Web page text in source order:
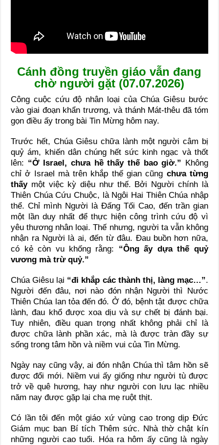
Cánh đồng truyền giáo vẫn đang
chờ người gặt (07.07.2026)
Công cuộc cứu độ nhân loại của Chúa Giêsu bước
vào giai đoạn khẩn trương, và thánh Mát-thêu đã tóm
gọn điều ấy trong bài Tin Mừng hôm nay.
Trước hết, Chúa Giêsu chữa lành một người câm bị
quỷ ám, khiến dân chúng hết sức kinh ngạc và thốt
lên: “Ở Israel, chưa hề thấy thế bao giờ.” Không
chỉ ở Israel mà trên khắp thế gian cũng chưa từng
thấymột việc kỳ diệu như thế. Bởi Người chính là
Thiên Chúa Cứu Chuộc, là Ngôi Hai Thiên Chúa nhập
thể. Chỉ mình Người là Đấng Tối Cao, đến trần gian
một lần duy nhất để thực hiện công trình cứu độ vì
yêu thương nhân loại. Thế nhưng, người ta vẫn không
nhận ra Người là ai, đến từ đâu. Đau buồn hơn nữa,
có kẻ còn vu khống rằng: “Ông ấy dựa thế quỷ
vương mà trừ quỷ.”
Chúa Giêsu lại “đi khắp các thành thị, làng mạc…”.
Người đến đâu, nơi nào đón nhận Người thì Nước
Thiên Chúa lan tỏa đến đó. Ở đó, bệnh tật được chữa
lành, đau khổ được xoa dịu và sự chết bị đánh bại.
Tuy nhiên, điều quan trọng nhất không phải chỉ là
được chữa lành phần xác, mà là được tràn đầy sự
sống trong tâm hồn và niềm vui của Tin Mừng.
Ngày nay cũng vậy, ai đón nhận Chúa thì tâm hồn sẽ
được đổi mới. Niềm vui ấy giống như người tù được
trở về quê hương, hay như người con lưu lạc nhiều
năm nay được gặp lại cha mẹ ruột thịt.
Có lần tôi đến một giáo xứ vùng cao trong dịp Đức
Giám mục ban Bí tích Thêm sức. Nhà thờ chật kín
những người cao tuổi. Hóa ra hôm ấy cũng là ngày